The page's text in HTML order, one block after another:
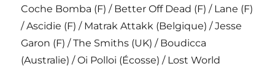
Coche Bomba (F) / Better Off Dead (F) / Lane (F)
/ Ascidie (F) / Matrak Attakk (Belgique) / Jesse
Garon (F) / The Smiths (UK) / Boudicca
(Australie) / Oi Polloi (Écosse) / Lost World